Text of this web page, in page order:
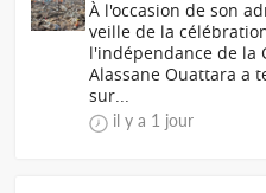
À l'occasion de son
veille de la
l'indépendance de la
Alassane Ouattara a
sur...
il y a 1 jour